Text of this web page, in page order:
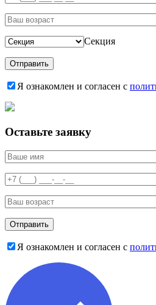
Секция
Я ознакомлен и согласен с
Оставьте заявку
Я ознакомлен и согласен с